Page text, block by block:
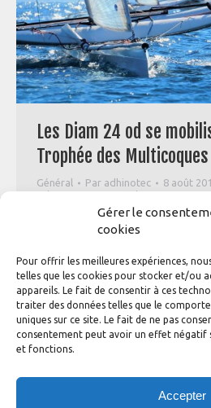
Gérer le
cookies
Pour offrir les meilleures expériences,
telles que les cookies pour stocker et/ou
appareils. Le fait de consentir à ces
traiter des données telles que le
uniques sur ce site. Le fait de ne pas
consentement peut avoir un effet négatif
et fonctions.
Accepter
Les Diam 24 od se
Trophée des Multicoques
Général Par adhinotec
8 août
Laisser un commentaire
Fin Août à la Trinité sur Mer, du
31, c’est le Trophée des
ne l’avez jamais couru, c’est une
faire cette année ! Nous vous
avec la formule Easy Regatta.…
→